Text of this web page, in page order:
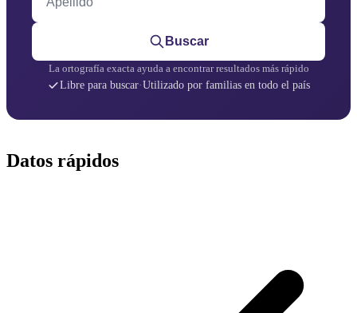
Buscar
La ortografía exacta ayuda a encontrar resultados más rápido
Libre para buscar·Utilizado por familias en todo el país
Datos rápidos